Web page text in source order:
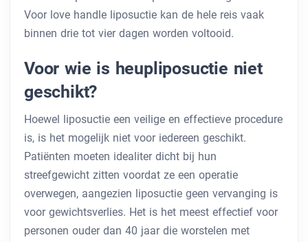
Voor love handle liposuctie kan de hele reis vaak
binnen drie tot vier dagen worden voltooid.
Voor wie is heupliposuctie niet
geschikt?
Hoewel liposuctie een veilige en effectieve procedure
is, is het mogelijk niet voor iedereen geschikt.
Patiënten moeten idealiter dicht bij hun
streefgewicht zitten voordat ze een operatie
overwegen, aangezien liposuctie geen vervanging is
voor gewichtsverlies. Het is het meest effectief voor
personen ouder dan 40 jaar die worstelen met